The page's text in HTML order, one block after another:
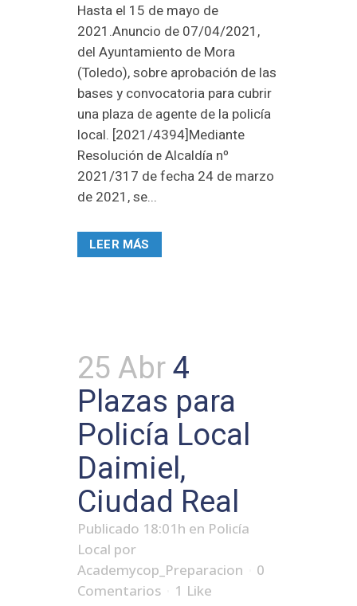
Hasta el 15 de mayo de
2021.Anuncio de 07/04/2021,
del Ayuntamiento de Mora
(Toledo), sobre aprobación de las
bases y convocatoria para cubrir
una plaza de agente de la policía
local. [2021/4394]Mediante
Resolución de Alcaldía nº
2021/317 de fecha 24 de marzo
de 2021, se...
LEER MÁS
25 Abr 4
Plazas para
Policía Local
Daimiel,
Ciudad Real
Publicado 18:01h en Policía
Local por
Academycop_Preparacion
0
Comentarios
1 Like